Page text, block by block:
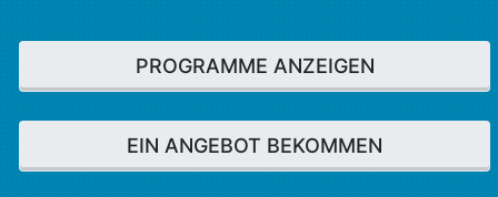
PROGRAMME ANZEIGEN
EIN ANGEBOT BEKOMMEN